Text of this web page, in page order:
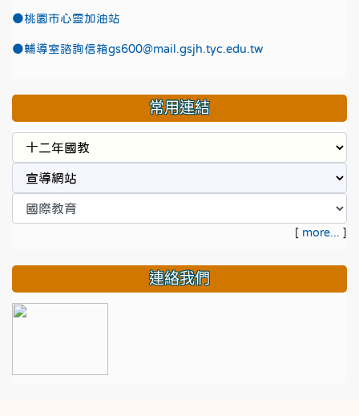
●桃園市心靈加油站
●輔導室諮詢信箱gs600@mail.gsjh.tyc.edu.tw
常用連結
[ more... ]
連絡我們